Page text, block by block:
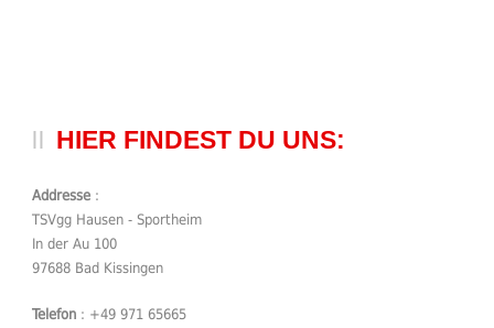
HIER FINDEST DU UNS:
Addresse :
TSVgg Hausen - Sportheim
In der Au 100
97688 Bad Kissingen
Telefon : +49 971 65665